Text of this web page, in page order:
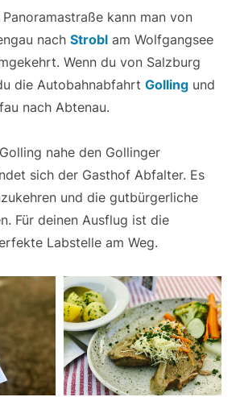
kann man von
nach Stroblam Wolfgangsee
Wenn du von Salzburg
die Autobahnabfahrt Gollingund
nach Abtenau.
nahe den Gollinger
sich der Gasthof Abfalter. Es
und die gutbürgerliche
Für deinen Ausflug ist die
Labstelle am Weg.